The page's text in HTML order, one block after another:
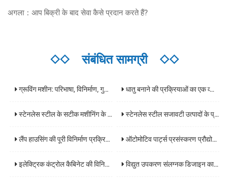
अगला：आप बिक्री के बाद सेवा कैसे प्रदान करते हैं?
◇◇ संबंधित सामग्री ◇◇
ग्रूविंग मशीन: परिभाषा, विनिर्माण, गुण और औद्योगिक अनुप्रयोग धातु बनाने की प्रक्रियाओं का एक व्यापक विश्लेषण: कोर प्रौद्योगिकियां और अनुप्रयोग परिदृश्य
स्टेनलेस स्टील के सटीक मशीनिंग के मुख्य प्रौद्योगिकियों और उद्योग अनुप्रयोगों का एक व्यापक विश्लेषण स्टेनलेस स्टील सजावटी उत्पादों के प्रसंस्करण की पूरी प्रक्रिया का विश्लेषण और कोर प्रौद्योगिकियों के प्रमुख बिंदुओं
लैंप हाउसिंग की पूरी विनिर्माण प्रक्रिया का एक व्यापक विश्लेषण: सामग्री से तैयार उत्पादों तक मुख्य प्रौद्योगिकियां ऑटोमोटिव पार्ट्स प्रसंस्करण प्रौद्योगिकी का व्यापक विश्लेषण: रिक्तियों से तैयार उत्पादों तक मुख्य प्रौद्योगिकियां
इलेक्ट्रिक कंट्रोल कैबिनेट की विनिर्माण प्रक्रिया की विस्तृत व्याख्या: डिजाइन से डिलीवरी तक एक व्यापक गाइड विद्युत उपकरण संलग्नक डिजाइन का व्यापक विश्लेषण: सामग्री चयन मानदंड, सुरक्षा स्तर, और अनुप्रयोग परिदृश्य दिशानिर्देश